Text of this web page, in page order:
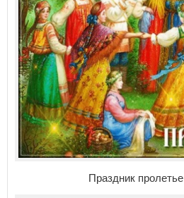
Праздник пролетье